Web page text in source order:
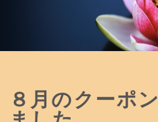
８月のクーポ